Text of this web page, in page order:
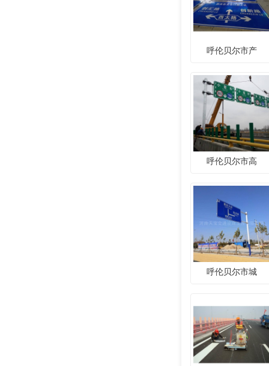
呼伦贝尔市产
呼伦贝尔市高
呼伦贝尔市城